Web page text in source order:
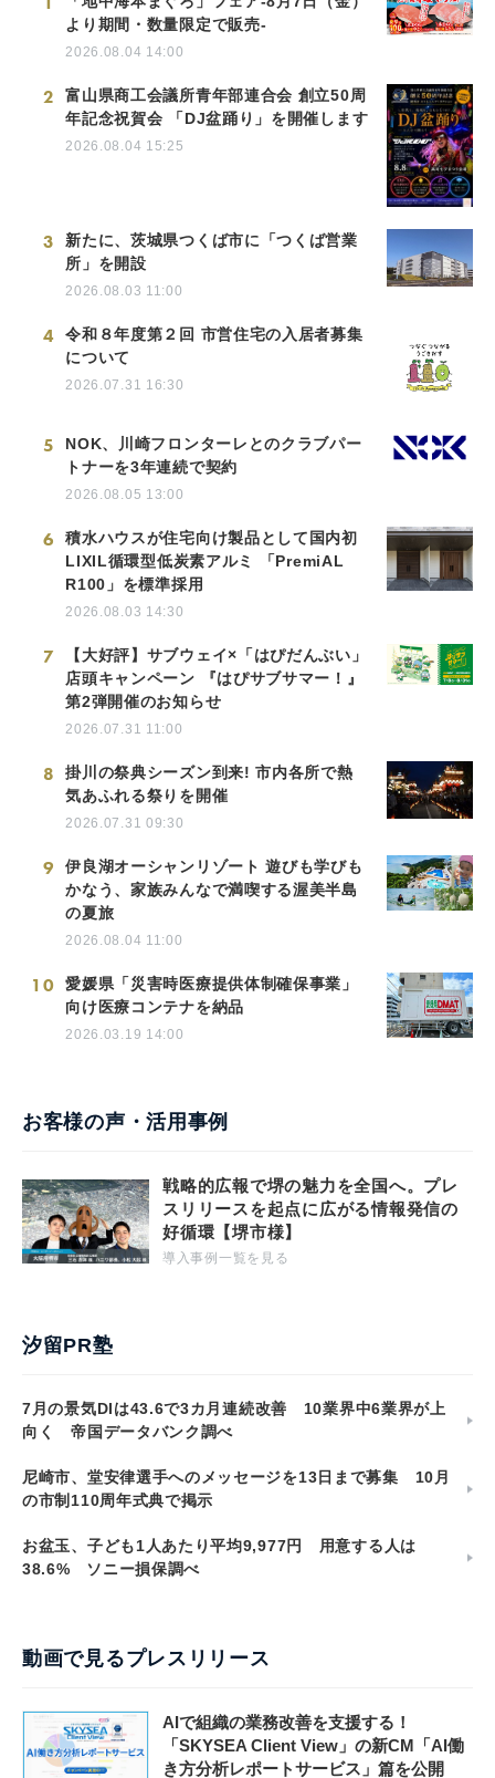
より期間・数量限定で販売-
2026.08.04 14:00
2
富山県商工会議所青年部連合会 創立50周
年記念祝賀会 「DJ盆踊り」を開催します
2026.08.04 15:25
3
新たに、茨城県つくば市に「つくば営業
所」を開設
2026.08.03 11:00
4
令和８年度第２回 市営住宅の入居者募集
について
2026.07.31 16:30
5
NOK、川崎フロンターレとのクラブパー
トナーを3年連続で契約
2026.08.05 13:00
6
積水ハウスが住宅向け製品として国内初
LIXIL循環型低炭素アルミ 「PremiAL
R100」を標準採用
2026.08.03 14:30
7
【大好評】サブウェイ×「はぴだんぶい」
店頭キャンペーン 『はぴサブサマー！』
第2弾開催のお知らせ
2026.07.31 11:00
8
掛川の祭典シーズン到来! 市内各所で熱
気あふれる祭りを開催
2026.07.31 09:30
9
伊良湖オーシャンリゾート 遊びも学びも
かなう、家族みんなで満喫する渥美半島
の夏旅
2026.08.04 11:00
10
愛媛県「災害時医療提供体制確保事業」
向け医療コンテナを納品
2026.03.19 14:00
お客様の声・活用事例
戦略的広報で堺の魅力を全国へ。プレ
スリリースを起点に広がる情報発信の
好循環【堺市様】
導入事例一覧を見る
汐留PR塾
7月の景気DIは43.6で3カ月連続改善 10業界中6業界が上
向く 帝国データバンク調べ
尼崎市、堂安律選手へのメッセージを13日まで募集 10月
の市制110周年式典で掲示
お盆玉、子ども1人あたり平均9,977円 用意する人は
38.6% ソニー損保調べ
動画で見るプレスリリース
AIで組織の業務改善を支援する！
「SKYSEA Client View」の新CM「AI働
き方分析レポートサービス」篇を公開